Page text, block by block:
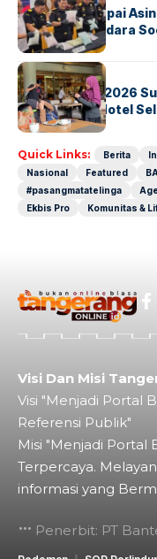
Kopilot Maskapai
Ekstasi di Bandara
BERITAINDEX
GM For A Day 2026
Operasional Hotel
Quick Links: Berita
Nasional
Featured
#pasangmatatelinga
Ekbis Pro
Komunitas &
Visi Dan Misi
Visi "Menjadi Portal
Referensi Publik"
Misi "Menjadi Portal
Terpercaya.
informasi yang
Penerbit: PT